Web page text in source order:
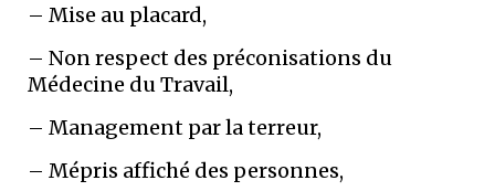
– Mise au placard,
– Non respect des préconisations du
Médecine du Travail,
– Management par la terreur,
– Mépris affiché des personnes,